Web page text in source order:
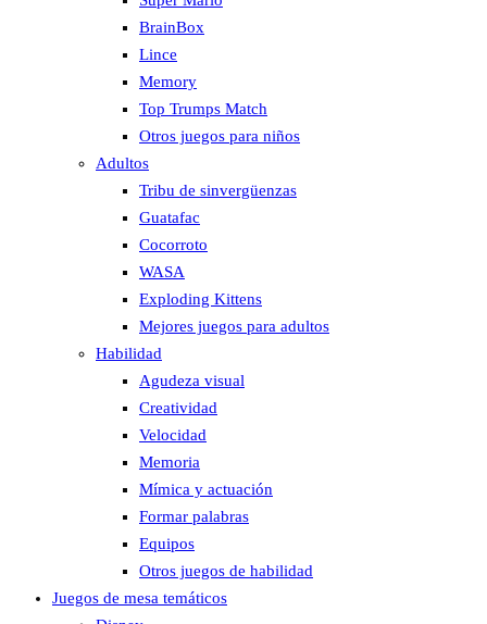
BrainBox
Lince
Memory
Top Trumps Match
Otros juegos para niños
Adultos
Tribu de sinvergüenzas
Guatafac
Cocorroto
WASA
Exploding Kittens
Mejores juegos para adultos
Habilidad
Agudeza visual
Creatividad
Velocidad
Memoria
Mímica y actuación
Formar palabras
Equipos
Otros juegos de habilidad
Juegos de mesa temáticos